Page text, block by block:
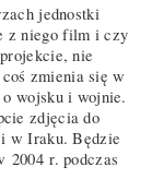
jednostki
z niego film i czy
nie
zmienia się w
wojsku i wojnie.
zdjęcia do
w Iraku. Będzie
2004 r. podczas